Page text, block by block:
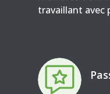
travaillant avec